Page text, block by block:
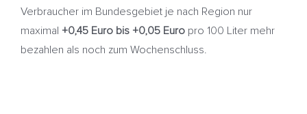
Verbraucher im Bundesgebiet je nach Region nur
maximal +0,45 Euro bis +0,05 Europro 100 Liter mehr
bezahlen als noch zum Wochenschluss.